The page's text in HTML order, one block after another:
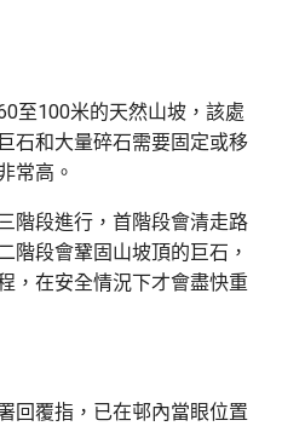
至100米的天然山坡，該處
石和大量碎石需要固定或移
常高。
階段進行，首階段會清走路
階段會鞏固山坡頂的巨石，
，在安全情況下才會盡快重
回覆指，已在邨內當眼位置